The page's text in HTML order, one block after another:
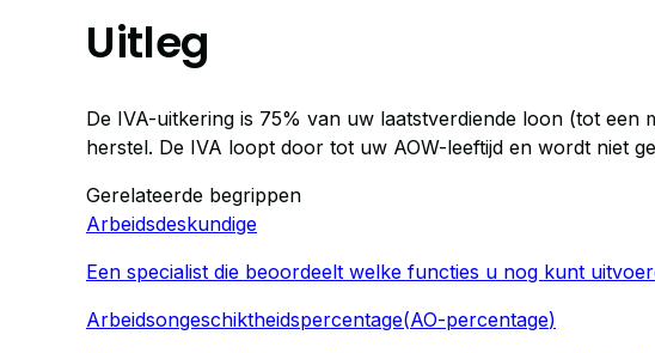
Uitleg
De IVA-uitkering is 75% van uw laatstverdiende loon (tot
herstel. De IVA loopt door tot uw AOW-leeftijd en wordt niet
Gerelateerde begrippen
Arbeidsdeskundige
Een specialist die beoordeelt welke functies u nog kunt
Arbeidsongeschiktheidspercentage(AO-percentage)